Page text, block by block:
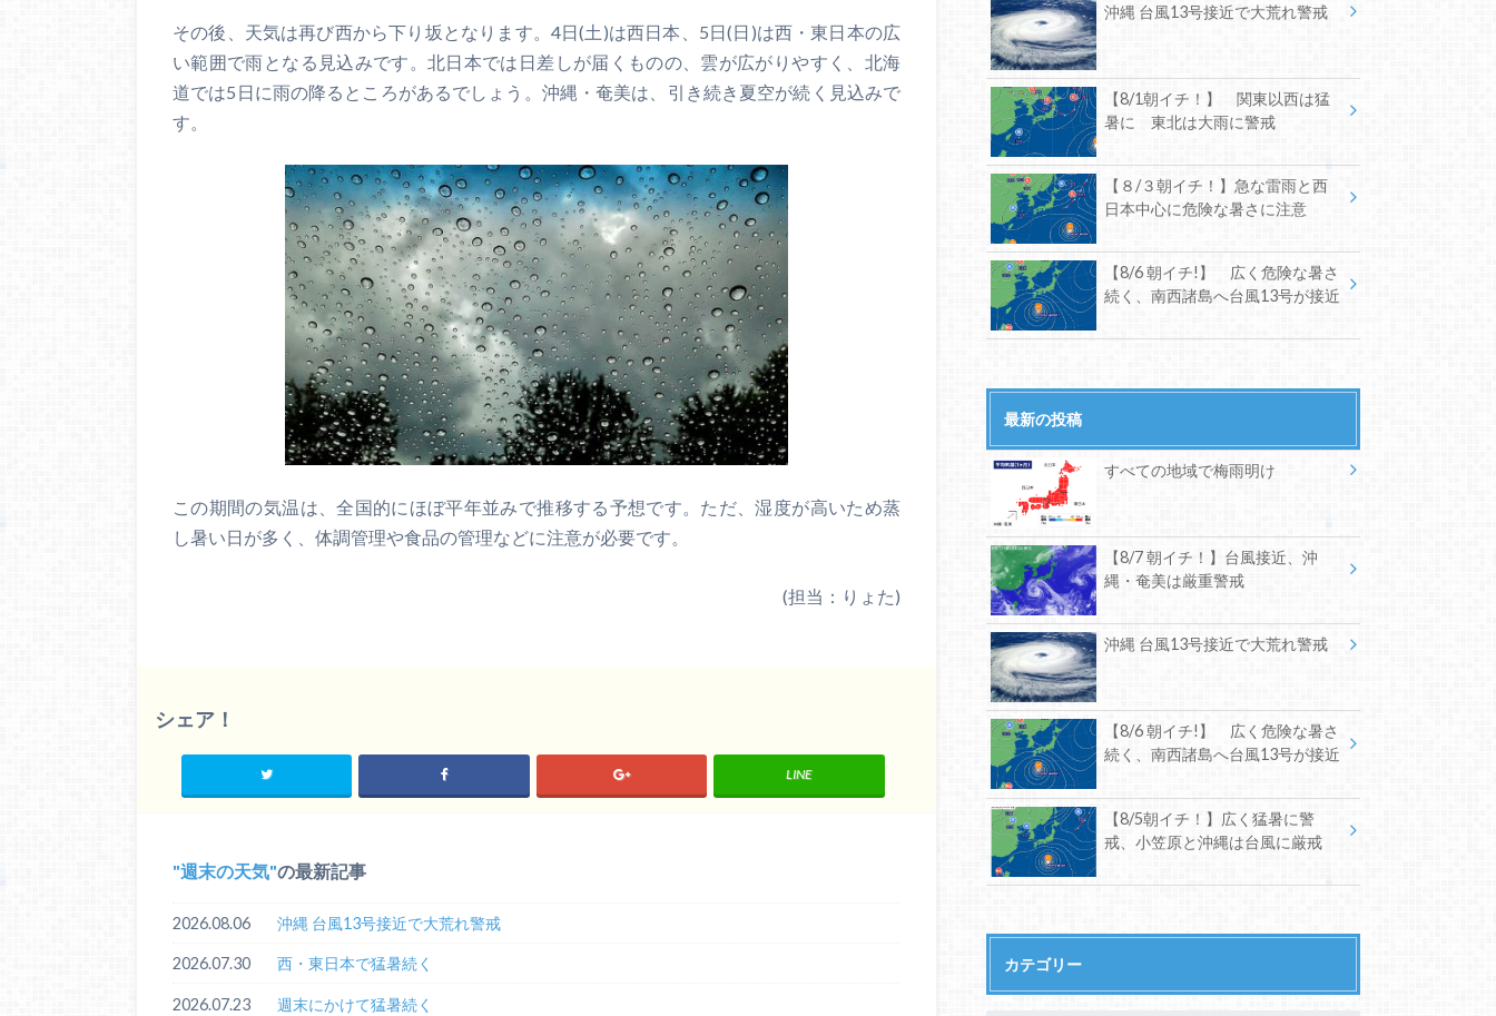
その後、天気は再び西から下り坂となります。4日(土)は西日本、5日(日)は西・東日本の広
い範囲で雨となる見込みです。北日本では日差しが届くものの、雲が広がりやすく、北海
道では5日に雨の降るところがあるでしょう。沖縄・奄美は、引き続き夏空が続く見込みで
す。
この期間の気温は、全国的にほぼ平年並みで推移する予想です。ただ、湿度が高いため蒸
し暑い日が多く、体調管理や食品の管理などに注意が必要です。
(担当：りょた)
シェア！
LINE
週末の天気 の最新記事
2026.08.06 沖縄 台風13号接近で大荒れ警戒
2026.07.30 西・東日本で猛暑続く
2026.07.23 週末にかけて猛暑続く
沖縄 台風13号接近で大荒れ警戒
【8/1朝イチ！】 関東以西は猛
暑に 東北は大雨に警戒
【８/３朝イチ！】急な雷雨と西
日本中心に危険な暑さに注意
【8/6 朝イチ!】 広く危険な暑さ
続く、南西諸島へ台風13号が接近
最新の投稿
すべての地域で梅雨明け
【8/7 朝イチ！】台風接近、沖
縄・奄美は厳重警戒
沖縄 台風13号接近で大荒れ警戒
【8/6 朝イチ!】 広く危険な暑さ
続く、南西諸島へ台風13号が接近
【8/5朝イチ！】広く猛暑に警
戒、小笠原と沖縄は台風に厳戒
カテゴリー